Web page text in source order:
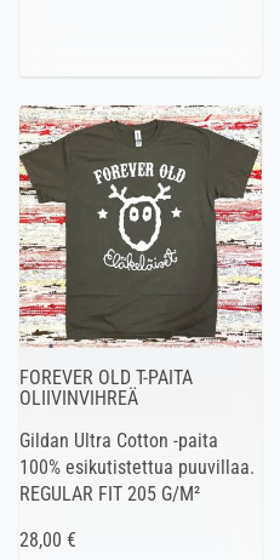
FOREVER OLD T-PAITA
OLIIVINVIHREÄ
Gildan Ultra Cotton -paita
100% esikutistettua puuvillaa.
REGULAR FIT 205 G/M²
28,00 €